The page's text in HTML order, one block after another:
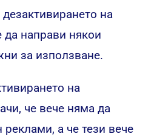
на
направи някои
за използване.
на
че вече няма да
а че тези вече